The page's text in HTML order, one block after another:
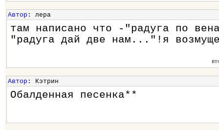
Автор : лера
там написано что -"радуга по
"радуга дай две нам..."!я
Автор : Кэтрин
Обалденная песенка**